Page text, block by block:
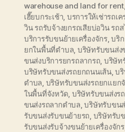
warehouse and land for rent,
เฮี๊ยบกระเช้า, บรการให้เช่ารถเ
วิน รถรับจ้างยกรถเสียบ่อวิน รถ
บริการรับขนย้ายเครื่องจักร,บริ
ยกในพื้นที่ตำบล, บริษัทรับขนส่ง
ขนส่งบริการยกรถลากรถ, บริษัท
บริษัทรับขนส่งรถยกถนนเส้น,บ
ตำบล, บริษัทรับขนส่งรถยกแยก
ในพื้นที่จังหวัด, บริษัทรับขนส่งร
ขนส่งรถลากตำบล,บริษัทรับขน
รับขนส่งรับขนย้ายรถ, บริษัทรับ
รับขนส่งรับจ้างขนย้ายเครื่องจักร